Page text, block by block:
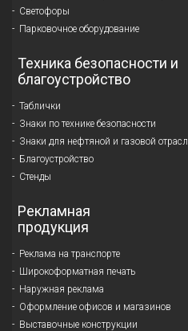
Светофоры
Парковочное оборудование
Техника безопасности и
благоустройство
Таблички
Знаки по технике безопасности
Знаки для нефтяной и газовой
Благоустройство
Стенды
Рекламная
продукция
Реклама на транспорте
Широкоформатная печать
Наружная реклама
Оформление офисов и магазинов
Выставочные конструкции